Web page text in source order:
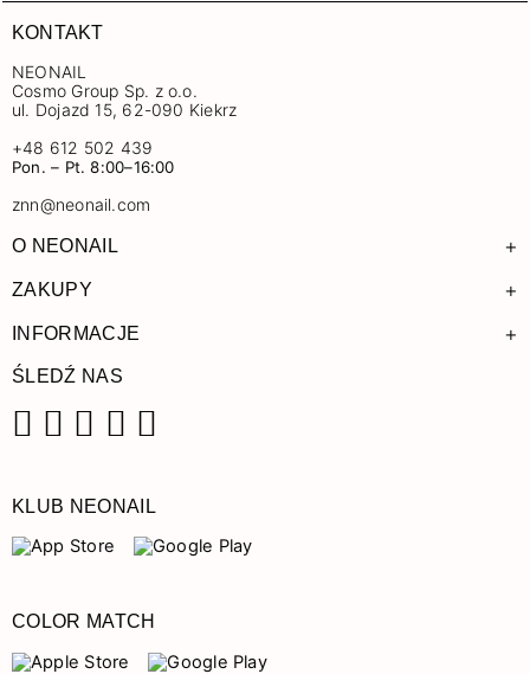
KONTAKT
NEONAIL
Cosmo Group Sp. z o.o.
ul. Dojazd 15, 62-090 Kiekrz
+48 612 502 439
Pon. – Pt. 8:00–16:00
znn@neonail.com
O NEONAIL +
ZAKUPY +
INFORMACJE +
ŚLEDŹ NAS
KLUB NEONAIL
COLOR MATCH